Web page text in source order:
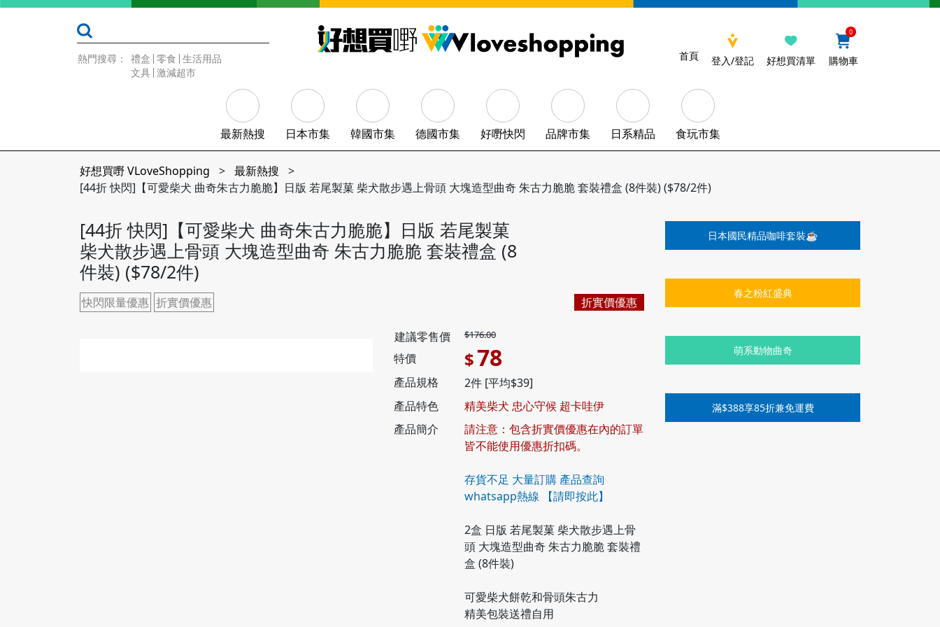
熱門搜尋： 禮盒 零食 生活用品
文具 激減超市
首頁 登入/登記 好想買清單
0
購物車
最新熱搜 日本市集 韓國市集 德國市集 好嘢快閃 品牌市集 日系精品 食玩市集
好想買嘢 VLoveShopping > 最新熱搜
>
[44折 快閃]【可愛柴犬 曲奇朱古力脆脆】日版 若尾製菓 柴犬散步遇上骨頭 大塊造型曲奇 朱古力脆脆 套裝禮盒 (8件裝) ($78/2件)
[44折 快閃]【可愛柴犬 曲奇朱古力脆脆】日版 若尾製菓
柴犬散步遇上骨頭 大塊造型曲奇 朱古力脆脆 套裝禮盒 (8
件裝) ($78/2件)
快閃限量優惠 折實價優惠 尚餘少量
折實價優惠
建議零售價 $176.00
特價 $78
產品規格
2件 [平均$39]
產品特色
精美柴犬 忠心守候 超卡哇伊
產品簡介
請注意：包含折實價優惠在內的訂單
皆不能使用優惠折扣碼。
存貨不足 大量訂購 產品查詢
whatsapp熱線
【請即按此】
2盒 日版 若尾製菓 柴犬散步遇上骨
頭 大塊造型曲奇 朱古力脆脆 套裝禮
盒 (8件裝)
可愛柴犬餅乾和骨頭朱古力
精美包裝送禮自用
日本國民精品咖啡套裝☕️
春之粉紅盛典
萌系動物曲奇
滿$388享85折兼免運費